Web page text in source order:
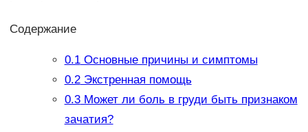
Содержание
0.1Основные причины и симптомы
0.2Экстренная помощь
0.3Может ли боль в груди быть признаком
зачатия?